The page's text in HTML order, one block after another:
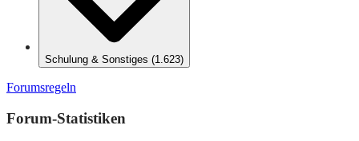
Schulung & Sonstiges (1.623)
Forumsregeln
Forum-Statistiken